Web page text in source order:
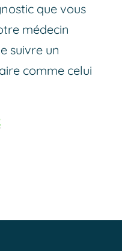
que vous
médecin
suivre un
comme celui